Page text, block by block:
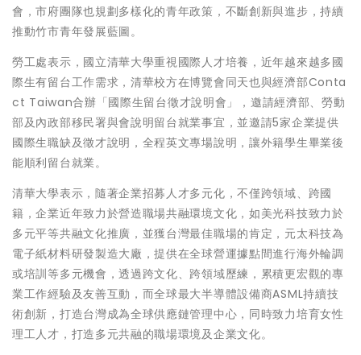
會，市府團隊也規劃多樣化的青年政策，不斷創新與進步，持續
推動竹市青年發展藍圖。
勞工處表示，國立清華大學重視國際人才培養，近年越來越多國
際生有留台工作需求，清華校方在博覽會同天也與經濟部Conta
ct Taiwan合辦「國際生留台徵才說明會」，邀請經濟部、勞動
部及內政部移民署與會說明留台就業事宜，並邀請5家企業提供
國際生職缺及徵才說明，全程英文專場說明，讓外籍學生畢業後
能順利留台就業。
清華大學表示，隨著企業招募人才多元化，不僅跨領域、跨國
籍，企業近年致力於營造職場共融環境文化，如美光科技致力於
多元平等共融文化推廣，並獲台灣最佳職場的肯定，元太科技為
電子紙材料研發製造大廠，提供在全球營運據點間進行海外輪調
或培訓等多元機會，透過跨文化、跨領域歷練，累積更宏觀的專
業工作經驗及友善互動，而全球最大半導體設備商ASML持續技
術創新，打造台灣成為全球供應鏈管理中心，同時致力培育女性
理工人才，打造多元共融的職場環境及企業文化。